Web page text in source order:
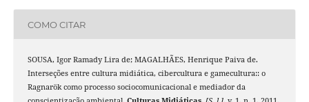
COMO CITAR
SOUSA, Igor Ramady Lira de; MAGALHÃES, Henrique Paiva de.
Interseções entre cultura midiática, cibercultura e gamecultura:: o
Ragnarök como processo sociocomunicacional e mediador da